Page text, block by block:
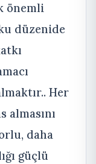
önemli
düzenide
Her
almasını
daha
güçlü